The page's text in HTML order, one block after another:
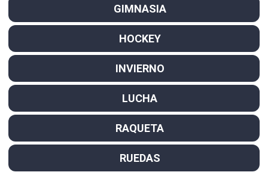
GIMNASIA
HOCKEY
INVIERNO
LUCHA
RAQUETA
RUEDAS